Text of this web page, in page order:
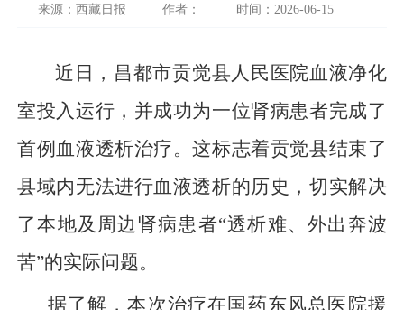
来源：西藏日报 作者： 时间：2026-06-15
近日，昌都市贡觉县人民医院血液净化
室投入运行，并成功为一位肾病患者完成了
首例血液透析治疗。这标志着贡觉县结束了
县域内无法进行血液透析的历史，切实解决
了本地及周边肾病患者“透析难、外出奔波
苦”的实际问题。
据了解，本次治疗在国药东风总医院援